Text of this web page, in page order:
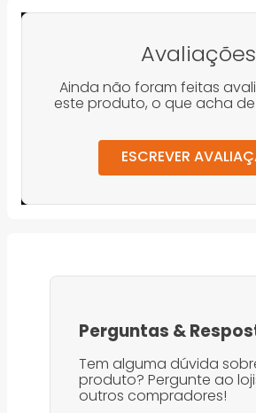
Avaliações
Ainda não foram feitas
este produto, o que acha
ESCREVER
Perguntas &
Tem alguma dúvida
produto? Pergunte ao
outros compradores!